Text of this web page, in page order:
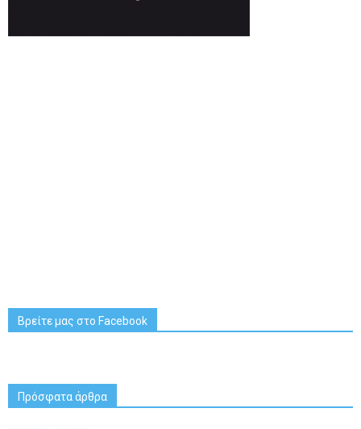
Βρείτε μας στο Facebook
Πρόσφατα άρθρα